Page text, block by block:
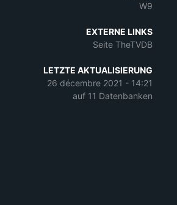
W9
EXTERNE LINKS
Seite TheTVDB
LETZTE AKTUALISIERUNG
26 décembre 2021 - 14:21
auf 11 Datenbanken